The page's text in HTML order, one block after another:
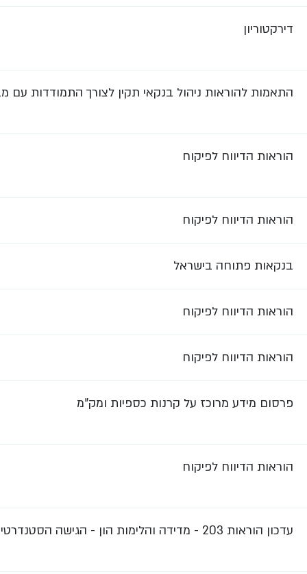
דירקטוריון
התאמות להוראות ניהול בנקאי תקין לצורך התמודדות
הוראות הדיווח לפיקוח
הוראות הדיווח לפיקוח
בנקאות פתוחה בישראל
הוראות הדיווח לפיקוח
הוראות הדיווח לפיקוח
פרסום מידע מרוכז על קרנות כספיות ומק"מ
הוראות הדיווח לפיקוח
עדכון הוראות 203 - מדידה והלימות הון - הגישה הסטנדרטית - סיכון אשראי והוראה 329 מגבלות למתן הלוואות לדיור